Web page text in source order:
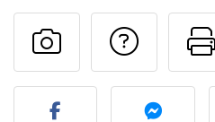
Publicar la